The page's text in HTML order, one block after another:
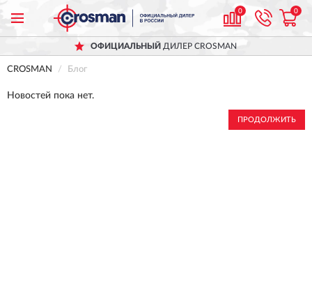
0 0
ОФИЦИАЛЬНЫЙ ДИЛЕР CROSMAN
CROSMAN Блог
Новостей пока нет.
ПРОДОЛЖИТЬ